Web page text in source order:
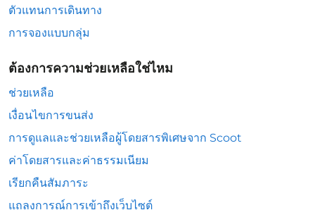
ตัวแทนการเดินทาง
การจองแบบกลุ่ม
ต้องการความช่วยเหลือใช่ไหม
ช่วยเหลือ
เงื่อนไขการขนส่ง
การดูแลและช่วยเหลือผู้โดยสารพิเศษจาก Scoot
ค่าโดยสารและค่าธรรมเนียม
เรียกคืนสัมภาระ
แถลงการณ์การเข้าถึงเว็บไซต์